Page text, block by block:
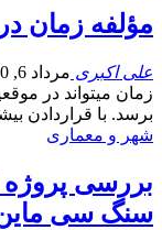
مؤلفه زمان
علی اکبری مرداد 6, 1400
زمان ميتواند در
برسد. با قراردادن
شهر و معماری
بررسی پروژه
سنگ سی